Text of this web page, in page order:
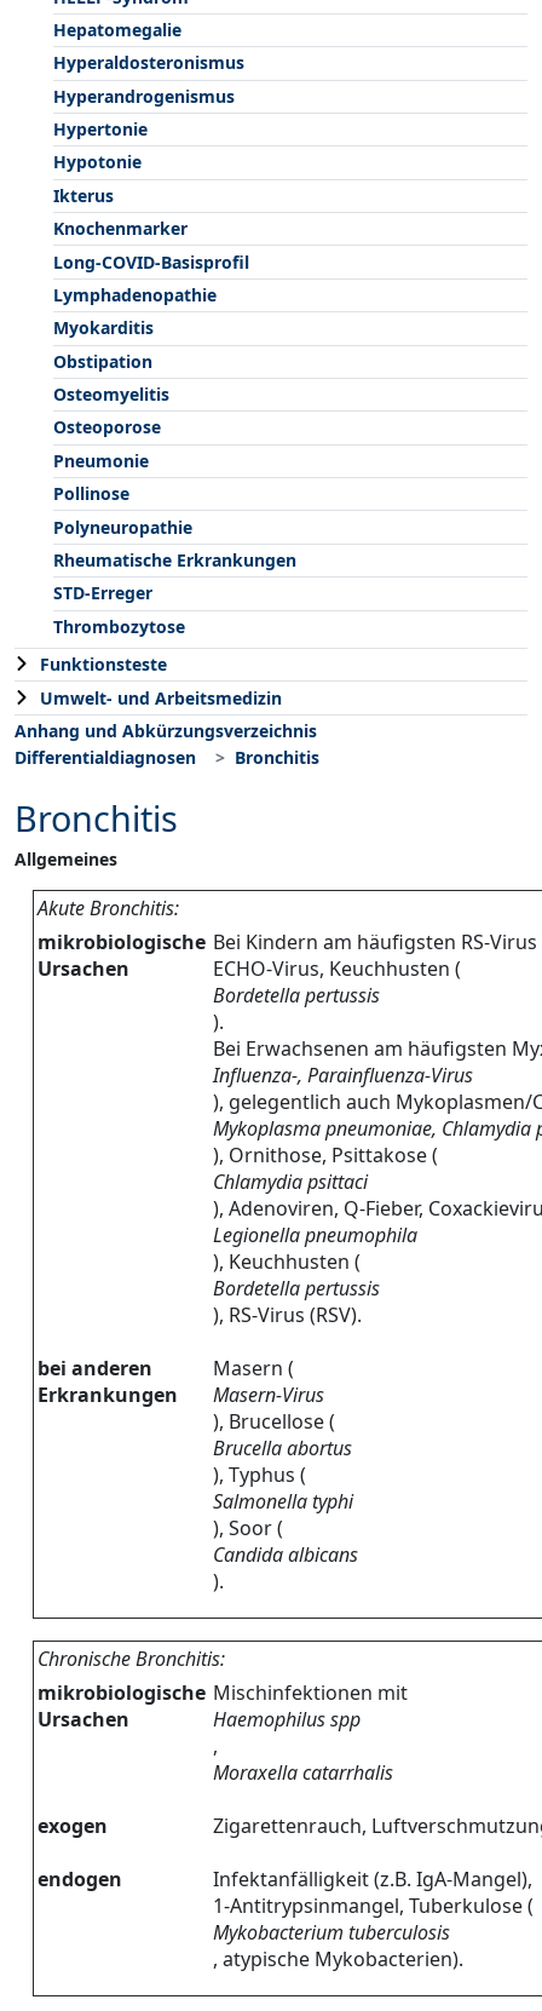
Hepatomegalie
Hyperaldosteronismus
Hyperandrogenismus
Hypertonie
Hypotonie
Ikterus
Knochenmarker
Long-COVID-Basisprofil
Lymphadenopathie
Myokarditis
Obstipation
Osteomyelitis
Osteoporose
Pneumonie
Pollinose
Polyneuropathie
Rheumatische Erkrankungen
STD-Erreger
Thrombozytose
Funktionsteste
Umwelt- und Arbeitsmedizin
Anhang und Abkürzungsverzeichnis
Differentialdiagnosen
Bronchitis
Bronchitis
Allgemeines
Akute Bronchitis:
mikrobiologische
Ursachen
Bei Kindern am häufigsten RS-Virus
ECHO-Virus, Keuchhusten (
Bordetella pertussis
).
Bei Erwachsenen am häufigsten
Influenza-, Parainfluenza-Virus
), gelegentlich auch Mykoplasmen/
Mykoplasma pneumoniae, Chlamydia
), Ornithose, Psittakose (
Chlamydia psittaci
), Adenoviren, Q-Fieber,
Legionella pneumophila
), Keuchhusten (
Bordetella pertussis
), RS-Virus (RSV).
bei anderen
Erkrankungen
Masern (
Masern-Virus
), Brucellose (
Brucella abortus
), Typhus (
Salmonella typhi
), Soor (
Candida albicans
).
Chronische Bronchitis:
mikrobiologische
Ursachen
Mischinfektionen mit
Haemophilus spp
,
Moraxella catarrhalis
exogen
Zigarettenrauch,
endogen
Infektanfälligkeit (z.B. IgA-Mangel),
1-Antitrypsinmangel, Tuberkulose (
Mykobacterium tuberculosis
, atypische Mykobacterien).